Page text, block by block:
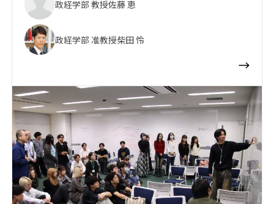
政経学部 教授佐藤 恵
政経学部 准教授柴田 怜